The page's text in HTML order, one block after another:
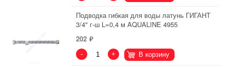
Подводка гибкая для воды латунь ГИГАНТ
3/4" г-ш L=0,4 м AQUALINE 4955
202
- + В корзину